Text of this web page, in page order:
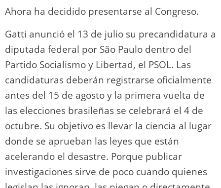
Ahora ha decidido presentarse al Congreso.
Gatti anunció el 13 de julio su precandidatura a
diputada federal por São Paulo dentro del
Partido Socialismo y Libertad, el PSOL. Las
candidaturas deberán registrarse oficialmente
antes del 15 de agosto y la primera vuelta de
las elecciones brasileñas se celebrará el 4 de
octubre. Su objetivo es llevar la ciencia al lugar
donde se aprueban las leyes que están
acelerando el desastre. Porque publicar
investigaciones sirve de poco cuando quienes